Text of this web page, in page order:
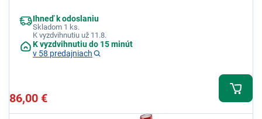
Ihneď k odoslaniu
Skladom 1 ks.
K vyzdvihnutiu už 11.8.
K vyzdvihnutiu do 15 minút
v 58 predajniach
86,00 €